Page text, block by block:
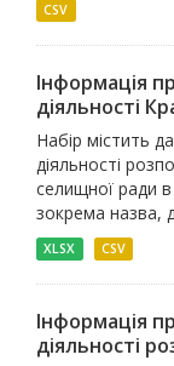
CSV
Інформація
діяльності
Набір містить
діяльності
селищної ради
зокрема назва,
XLSX CSV
Інформація
діяльності